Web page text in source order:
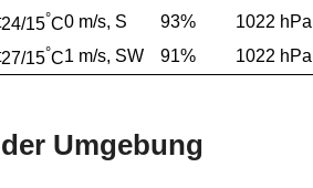
24/15°C0 m/s, S 93%
1022 hPa
27/15°C1 m/s, SW 91% 1022 hPa
Umgebung